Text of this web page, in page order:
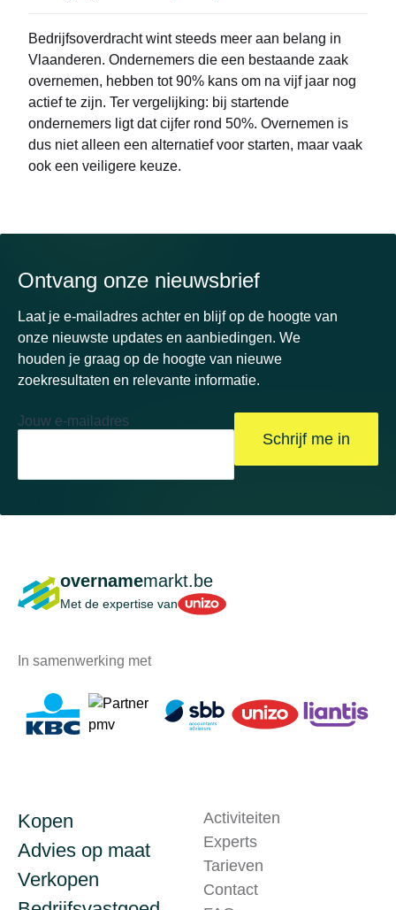
Bedrijfsoverdracht wint steeds meer aan belang in
Vlaanderen. Ondernemers die een bestaande zaak
overnemen, hebben tot 90% kans om na vijf jaar nog
actief te zijn. Ter vergelijking: bij startende
ondernemers ligt dat cijfer rond 50%. Overnemen is
dus niet alleen een alternatief voor starten, maar vaak
ook een veiligere keuze.
Ontvang onze nieuwsbrief
Laat je e-mailadres achter en blijf op de hoogte van
onze nieuwste updates en aanbiedingen. We
houden je graag op de hoogte van nieuwe
zoekresultaten en relevante informatie.
Jouw e-mailadres
Schrijf me in
overnamemarkt.be
Met de expertise vanUnizo
In samenwerking met
Kopen
Advies op maat
Verkopen
Activiteiten
Experts
Tarieven
Contact